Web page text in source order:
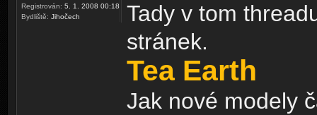
Registrován: 5. 1. 2008 00:18
Bydliště: Jihočech
Tady v tom
stránek.
Tea Earth
Jak nové modely